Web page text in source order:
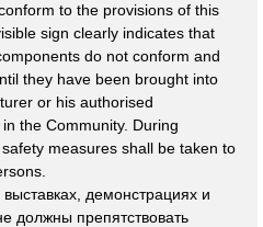
to the provisions of this
sign clearly indicates that
do not conform and
they have been brought into
or his authorised
the Community. During
measures shall be taken to
демонстрациях и
должны препятствовать